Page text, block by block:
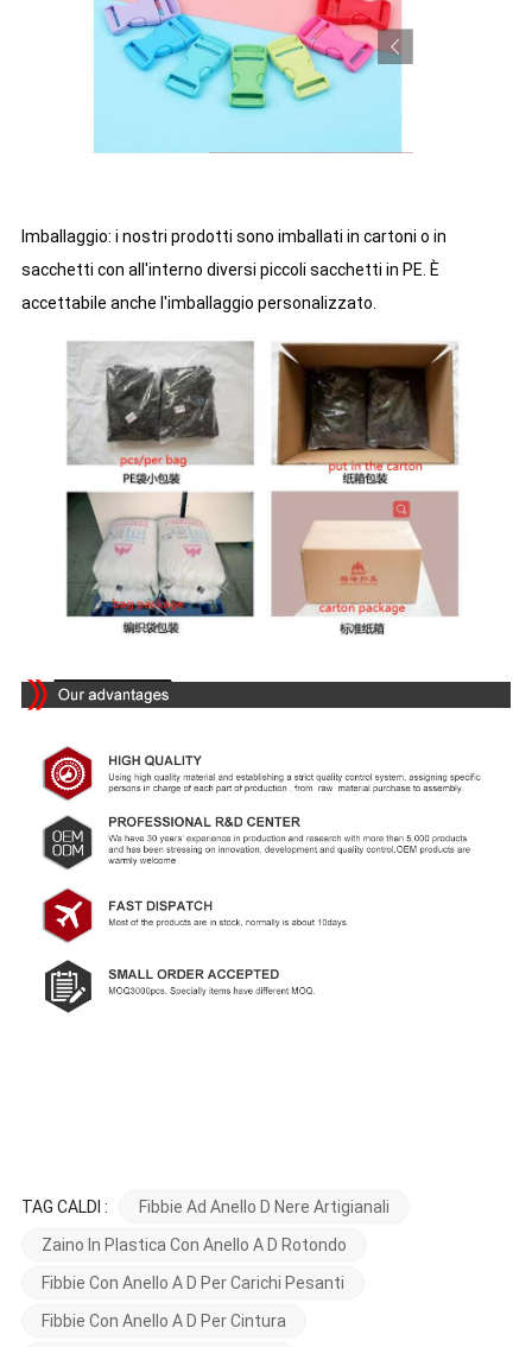
Imballaggio: i nostri prodotti sono imballati in cartoni o in
sacchetti con all'interno diversi piccoli sacchetti in PE. È
accettabile anche l'imballaggio personalizzato.
TAG CALDI :
Fibbie Ad Anello D Nere Artigianali
Zaino In Plastica Con Anello A D Rotondo
Fibbie Con Anello A D Per Carichi Pesanti
Fibbie Con Anello A D Per Cintura